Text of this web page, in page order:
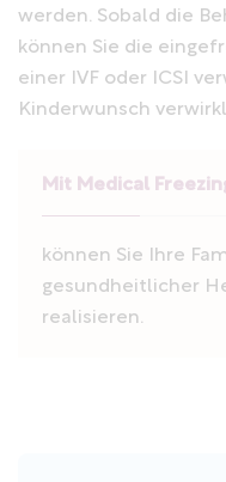
werden. Sobald die
können Sie die
einer IVF oder ICSI
Kinderwunsch
Mit Medical
können Sie Ihre
gesundheitlicher
realisieren.